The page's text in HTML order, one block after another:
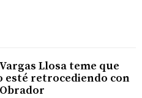
Llosa teme que
esté retrocediendo con